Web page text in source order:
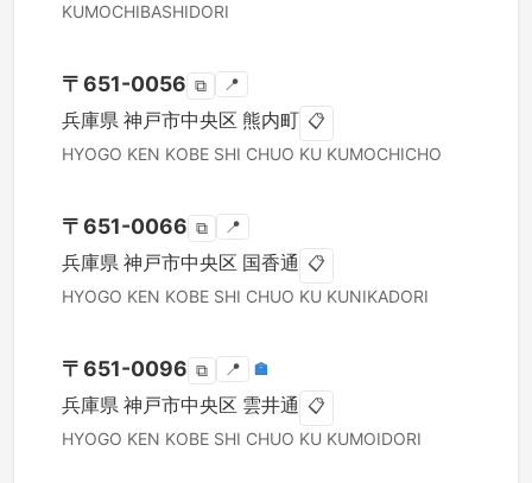
KUMOCHIBASHIDORI
〒651-0056 ⧉ 📍
兵庫県 神戸市中央区 熊内町 📋
HYOGO KEN KOBE SHI CHUO KU KUMOCHICHO
〒651-0066 ⧉ 📍
兵庫県 神戸市中央区 国香通 📋
HYOGO KEN KOBE SHI CHUO KU KUNIKADORI
〒651-0096 ⧉ 📍 🏣
兵庫県 神戸市中央区 雲井通 📋
HYOGO KEN KOBE SHI CHUO KU KUMOIDORI